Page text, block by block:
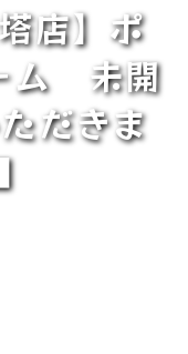
店】ポ
ム 未開
だきま